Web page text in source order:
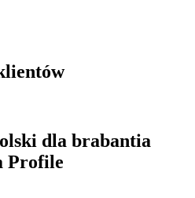
dla brabantia
Profile